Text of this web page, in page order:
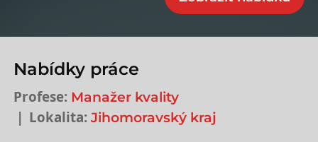
Nabídky práce
Profese: Manažer kvality
Lokalita: Jihomoravský kraj